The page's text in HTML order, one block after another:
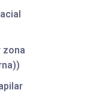
zona